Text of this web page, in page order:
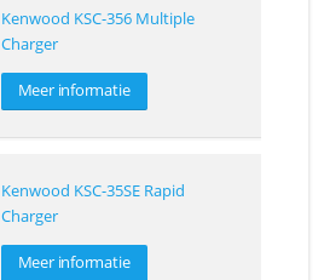
Kenwood KSC-356 Multiple
Charger
Meer informatie
Kenwood KSC-35SE Rapid
Charger
Meer informatie